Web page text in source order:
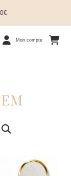
Mon compte